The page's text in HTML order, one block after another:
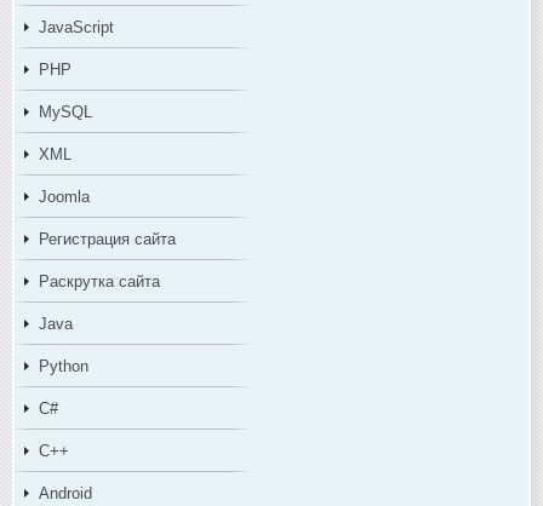
JavaScript
PHP
MySQL
XML
Joomla
Регистрация сайта
Раскрутка сайта
Java
Python
C#
C++
Android